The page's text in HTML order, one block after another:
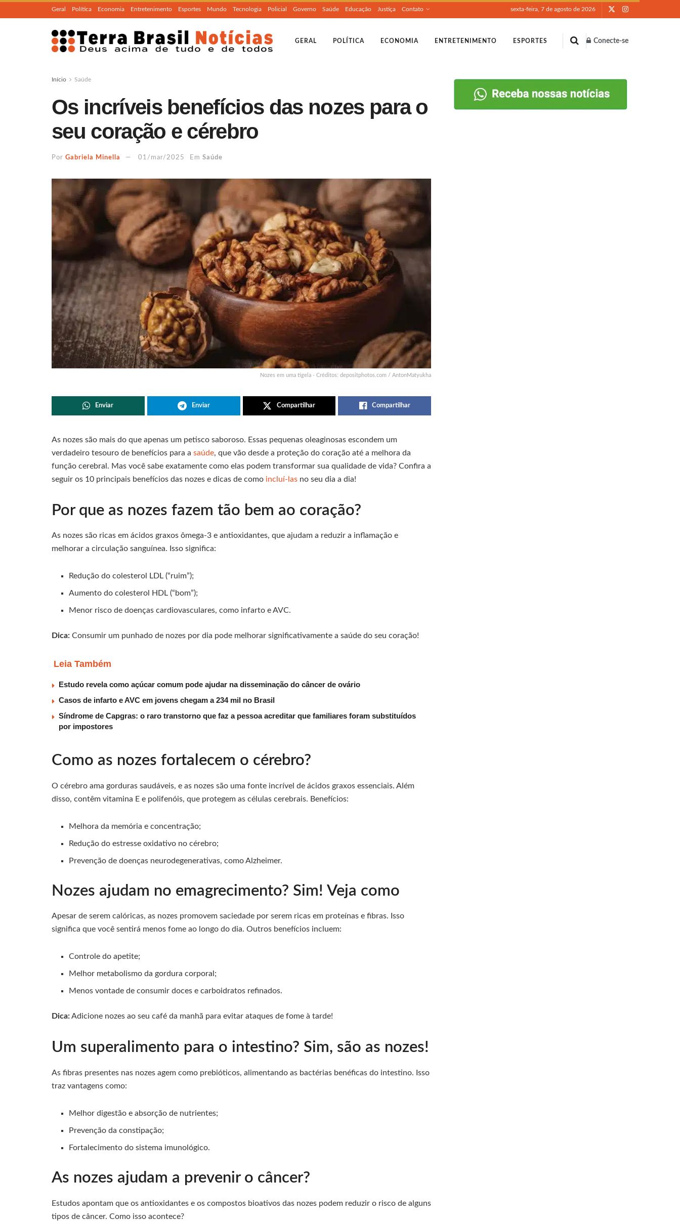
Geral Política Economia Entretenimento Esportes Mundo Tecnologia Policial Governo Saúde Educação Justiça Contato sexta-feira, 7 de agosto de 2026
GERAL POLÍTICA ECONOMIA ENTRETENIMENTO ESPORTES Conecte-se
Início Saúde
Os incríveis benefícios das nozes para o
seu coração e cérebro
Por Gabriela Minella 01/mar/2025 Em Saúde
Nozes em uma tigela - Créditos: depositphotos.com / AntonMatyukha
Enviar Enviar Compartilhar Compartilhar
As nozes são mais do que apenas um petisco saboroso. Essas pequenas oleaginosas escondem um
verdadeiro tesouro de benefícios para a saúde, que vão desde a proteção do coração até a melhora da
função cerebral. Mas você sabe exatamente como elas podem transformar sua qualidade de vida? Confira a
seguir os 10 principais benefícios das nozes e dicas de como incluí-las no seu dia a dia!
Por que as nozes fazem tão bem ao coração?
As nozes são ricas em ácidos graxos ômega-3 e antioxidantes, que ajudam a reduzir a inflamação e
melhorar a circulação sanguínea. Isso significa:
Redução do colesterol LDL (“ruim”);
Aumento do colesterol HDL (“bom”);
Menor risco de doenças cardiovasculares, como infarto e AVC.
Dica: Consumir um punhado de nozes por dia pode melhorar significativamente a saúde do seu coração!
Leia Também
Estudo revela como açúcar comum pode ajudar na disseminação do câncer de ovário
Casos de infarto e AVC em jovens chegam a 234 mil no Brasil
Síndrome de Capgras: o raro transtorno que faz a pessoa acreditar que familiares foram substituídos
por impostores
Como as nozes fortalecem o cérebro?
O cérebro ama gorduras saudáveis, e as nozes são uma fonte incrível de ácidos graxos essenciais. Além
disso, contêm vitamina E e polifenóis, que protegem as células cerebrais. Benefícios:
Melhora da memória e concentração;
Redução do estresse oxidativo no cérebro;
Prevenção de doenças neurodegenerativas, como Alzheimer.
Nozes ajudam no emagrecimento? Sim! Veja como
Apesar de serem calóricas, as nozes promovem saciedade por serem ricas em proteínas e fibras. Isso
significa que você sentirá menos fome ao longo do dia. Outros benefícios incluem:
Controle do apetite;
Melhor metabolismo da gordura corporal;
Menos vontade de consumir doces e carboidratos refinados.
Dica:Adicione nozes ao seu café da manhã para evitar ataques de fome à tarde!
Um superalimento para o intestino? Sim, são as nozes!
As fibras presentes nas nozes agem como prebióticos, alimentando as bactérias benéficas do intestino. Isso
traz vantagens como:
Melhor digestão e absorção de nutrientes;
Prevenção da constipação;
Fortalecimento do sistema imunológico.
As nozes ajudam a prevenir o câncer?
Estudos apontam que os antioxidantes e os compostos bioativos das nozes podem reduzir o risco de alguns
tipos de câncer. Como isso acontece?